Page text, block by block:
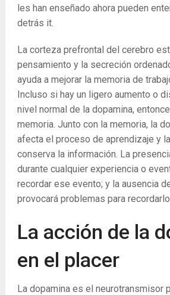
les han enseñado ahora pueden
detrás it.
La corteza prefrontal del cerebro
pensamiento y la secreción
ayuda a mejorar la memoria de
Incluso si hay un ligero aumento o
nivel normal de la dopamina,
memoria. Junto con la memoria, la
afecta el proceso de aprendizaje y
conserva la información. La
durante cualquier experiencia o
recordar ese evento; y la ausencia
provocará problemas para
La acción de la
en el placer
La dopamina es el neurotransmisor